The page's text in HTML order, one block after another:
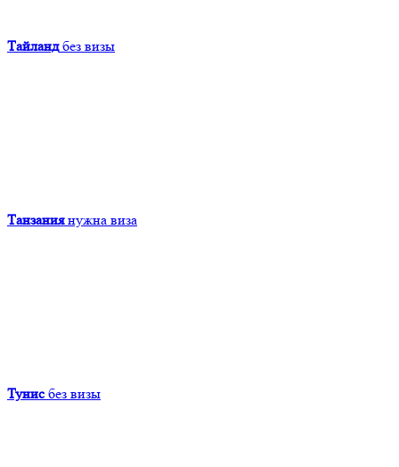
Тайланд без визы
Танзания нужна виза
Тунис без визы